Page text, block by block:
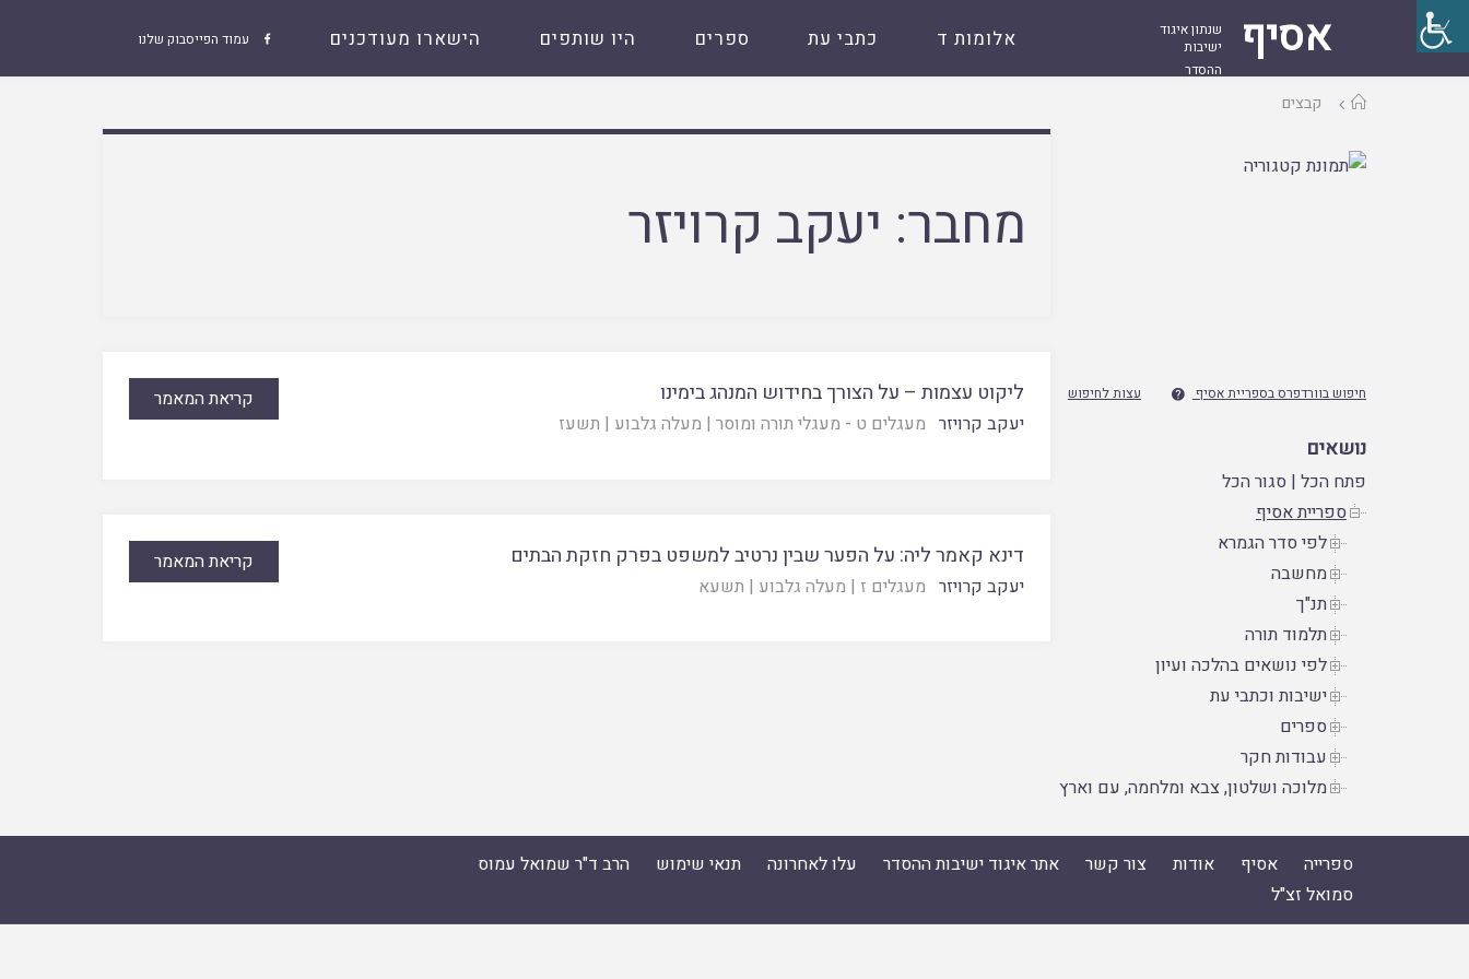
אסיף
שנתון איגוד
ישיבות
ההסדר
 עמוד הפייסבוק שלנו אלומות ד כתבי עת ספרים היו שותפים הישארו מעודכנים
עמודקבצים
חיפוש בוורדפרס בספריית אסיף  עצות לחיפוש
נושאים
פתח הכל |סגור הכל
ספריית אסיף
לפי סדר הגמרא
מחשבה
תנ"ך
תלמוד תורה
לפי נושאים בהלכה ועיון
ישיבות וכתבי עת
ספרים
עבודות חקר
מלוכה ושלטון, צבא ומלחמה, עם וארץ
מחבר: יעקב קרויזר
ליקוט עצמות – על הצורך בחידוש המנהג בימינו
יעקב קרויזר מעגלים ט - מעגלי תורה ומוסר | מעלה גלבוע | תשעז
קריאת המאמר
דינא קאמר ליה: על הפער שבין נרטיב למשפט בפרק חזקת הבתים
יעקב קרויזר מעגלים ז | מעלה גלבוע | תשעא
קריאת המאמר
ספרייה אסיף אודות צור קשר אתר איגוד ישיבות ההסדר עלו לאחרונה תנאי שימוש
הרב ד"ר שמואל עמוס
סמואל זצ"ל